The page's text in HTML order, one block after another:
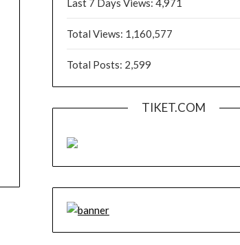
Last 7 Days Views: 4,971
Total Views: 1,160,577
Total Posts: 2,599
TIKET.COM